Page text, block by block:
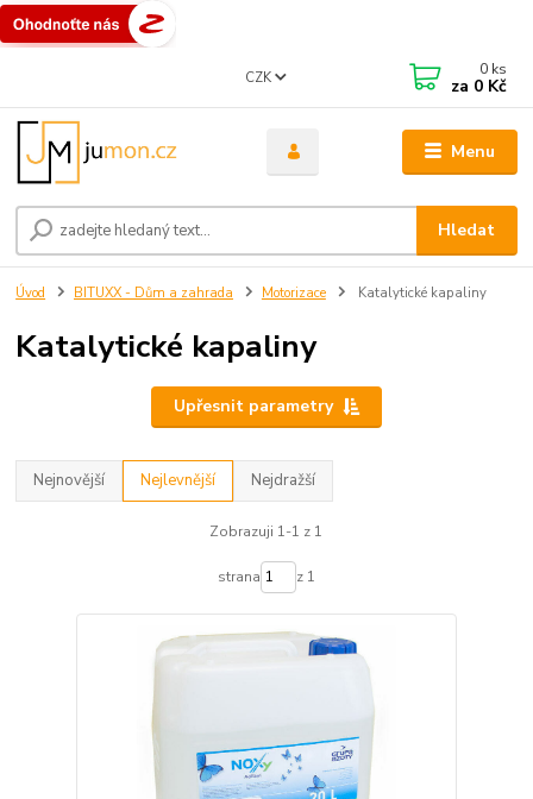
Menu
CZK
Hledat
0 ks
za 0 Kč
Úvod BITUXX - Dům a zahrada Motorizace Katalytické kapaliny
Katalytické kapaliny
Upřesnit parametry
Nejnovější Nejlevnější Nejdražší
Zobrazuji 1-1 z 1
strana z 1